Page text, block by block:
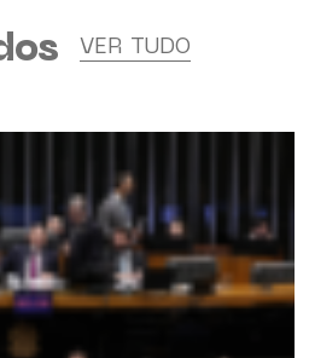
VER TUDO